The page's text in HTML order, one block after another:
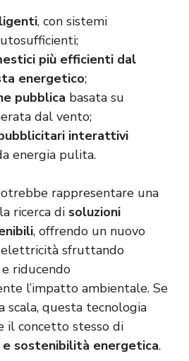
, con sistemi
più efficienti dal
energetico;
pubblica basata su
dal vento;
interattivi
energia pulita.
rappresentare una
ricerca di soluzioni
, offrendo un nuovo
sfruttando
riducendo
l’impatto ambientale. Se
scala, questa tecnologia
il concetto stesso di
sostenibilità energetica.